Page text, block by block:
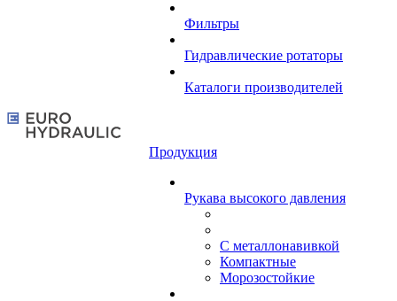
Фильтры
Гидравлические ротаторы
Каталоги производителей
Продукция
Рукава высокого давления
С металлонавивкой
Компактные
Морозостойкие